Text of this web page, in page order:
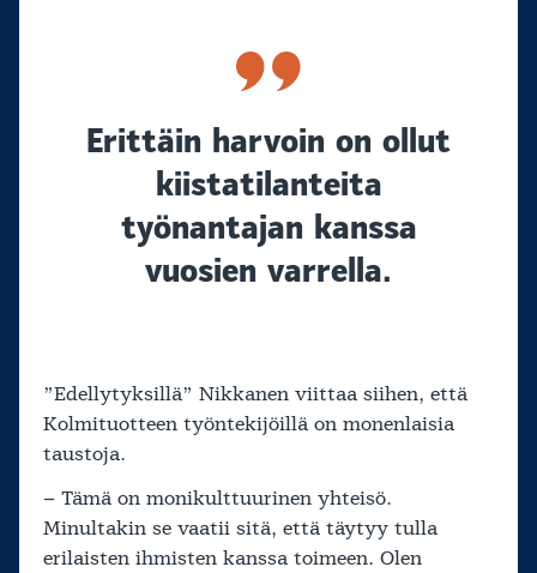
Erittäin harvoin on ollut
kiistatilanteita
työnantajan kanssa
vuosien varrella.
”Edellytyksillä” Nikkanen viittaa siihen, että
Kolmituotteen työntekijöillä on monenlaisia
taustoja.
– Tämä on monikulttuurinen yhteisö.
Minultakin se vaatii sitä, että täytyy tulla
erilaisten ihmisten kanssa toimeen. Olen